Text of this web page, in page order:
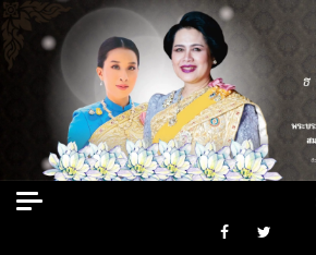
Skip
to
Facebook
Twitter